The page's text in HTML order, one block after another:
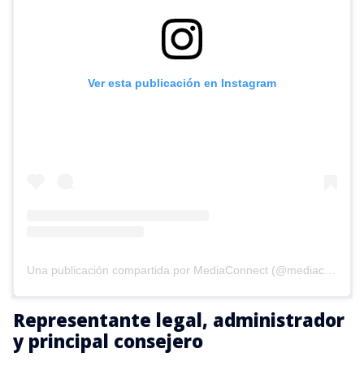
Ver esta publicación en Instagram
Representante legal, administrador
y principal consejero